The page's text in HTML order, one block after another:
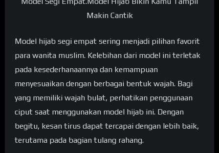
Makin Cantik
Model hijab segi empat sering menjadi pilihan favorit
para wanita muslim. Kelebihan dari model ini terletak
pada kesederhanaannya dan kemampuan
menyesuaikan dengan berbagai bentuk wajah. Bagi
yang memiliki wajah bulat, perhatikan penggunaan
ciput saat menggunakan model hijab ini. Dengan
begitu, kesan tirus dapat tercapai dengan lebih baik,
terutama pada bagian tulang rahang.